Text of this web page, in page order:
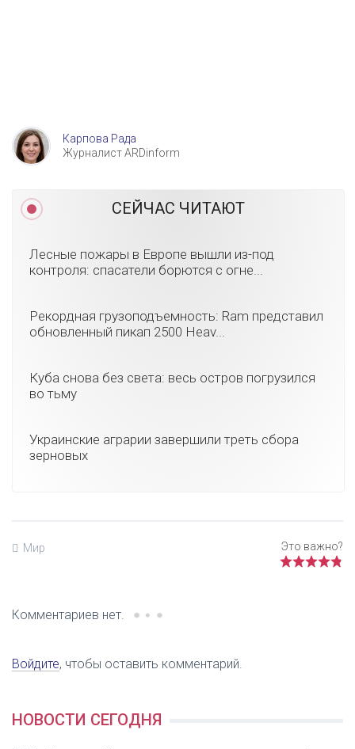
Карпова Рада
Журналист ARDinform
СЕЙЧАС ЧИТАЮТ
Лесные пожары в Европе вышли из-под
контроля: спасатели борются с огне...
Рекордная грузоподъемность: Ram представил
обновленный пикап 2500 Heav...
Куба снова без света: весь остров погрузился
во тьму
Украинские аграрии завершили треть сбора
зерновых
Мир
Комментариев нет.
Войдите, чтобы оставить комментарий.
НОВОСТИ СЕГОДНЯ